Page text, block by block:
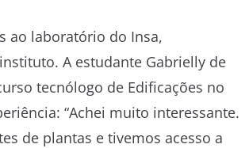
ao laboratório do Insa,
A estudante Gabrielly de
tecnólogo de Edificações no
“Achei muito interessante.
de plantas e tivemos acesso a